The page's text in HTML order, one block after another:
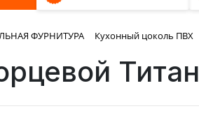
ФУРНИТУРА Кухонный цоколь ПВХ
Титан